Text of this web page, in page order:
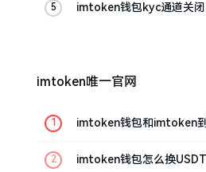
imtoken钱包kyc通道关闭
imtoken唯一官网
imtoken钱包和imtoken
imtoken钱包怎么换